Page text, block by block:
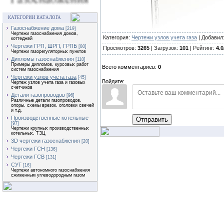
КАТЕГОРИИ КАТАЛОГА
Газоснабжение дома [219]
Чертежи газоснабжения домов,
коттеджей
Чертежи ГРП, ШРП, ГРПБ [80]
Чертежи газорегуляторных пунктов
Дипломы газоснабжения [110]
Примеры дипломов, курсовых работ
систем газоснабжения
Чертежи узлов учета газа [45]
Чертеж узлов учета газа и газовых
счетчиков
Детали газопроводов [96]
Различные детали газопроводов,
опоры, схемы врезок, оголовки свечей
и т.д.
Производственные котельные
[97]
Чертежи крупных производственных
котельных, ТЭЦ
3D чертежи газоснабжения [20]
Чертежи ГСН [136]
Чертежи ГСВ [131]
СУГ [16]
Чертежи автономного газоснабжения
сжиженным углеводородным газом
Категория: Чертежи узлов учета газа |
Просмотров: 3265 | Загрузок: 101 | Рейтинг: 4.0
Всего комментариев: 0
Войдите:
Отправить